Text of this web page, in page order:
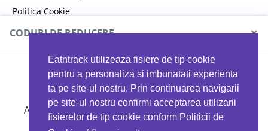
Eatntrack utilizeaza fisiere de tip cookie
pentru a personaliza si imbunatati experienta
ta pe site-ul nostru. Prin continuarea navigarii
pe site-ul nostru confirmi acceptarea utilizarii
fisierelor de tip cookie conform Politicii de
Politica Cookie
Politica de confidențialitate
CODURI DE REDUCERE ×
MYPROTEIN
Ai 40%reducere la orice comandă folosind codul
EATTRACK